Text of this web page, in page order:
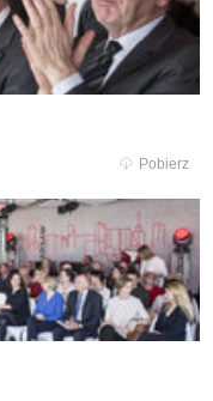
Pobierz